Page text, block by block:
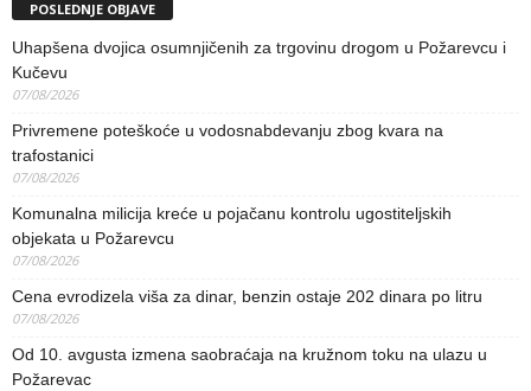
POSLEDNJE OBJAVE
Uhapšena dvojica osumnjičenih za trgovinu drogom u Požarevcu i
Kučevu
07/08/2026
Privremene poteškoće u vodosnabdevanju zbog kvara na
trafostanici
07/08/2026
Komunalna milicija kreće u pojačanu kontrolu ugostiteljskih
objekata u Požarevcu
07/08/2026
Cena evrodizela viša za dinar, benzin ostaje 202 dinara po litru
07/08/2026
Od 10. avgusta izmena saobraćaja na kružnom toku na ulazu u
Požarevac